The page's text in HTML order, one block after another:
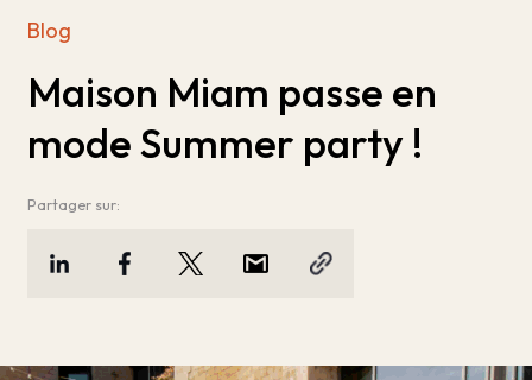
Blog
Maison Miam passe en
mode Summer party !
Partager sur: